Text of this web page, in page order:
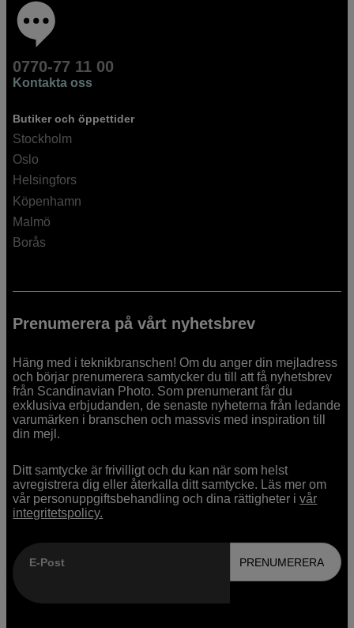
0770-77 11 00
Kontakta oss
Butiker och öppettider
Stockholm
Oslo
Helsingfors
Köpenhamn
Malmö
Borås
Prenumerera på vårt nyhetsbrev
Häng med i teknikbranschen! Om du anger din mejladress
och börjar prenumerera samtycker du till att få nyhetsbrev
från Scandinavian Photo. Som prenumerant får du
exklusiva erbjudanden, de senaste nyheterna från ledande
varumärken i branschen och massvis med inspiration till
din mejl.
Ditt samtycke är frivilligt och du kan när som helst
avregistrera dig eller återkalla ditt samtycke. Läs mer om
vår personuppgiftsbehandling och dina rättigheter ivår
integritetspolicy.
E-Post PRENUMERERA